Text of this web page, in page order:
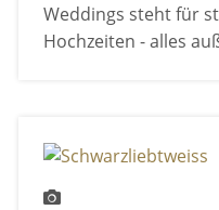
Weddings steht für
Hochzeiten - alles